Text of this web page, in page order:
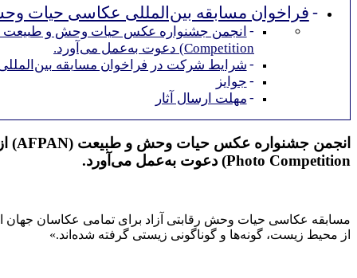
فراخوان مسابقه بین‌المللی عکاسی حیات وحش
Competition) دعوت به‌عمل می‌آورد.
شرایط شرکت در فراخوان مسابقه بین‌المللی
جوایز
مهلت ارسال آثار
Photo Competition) دعوت به‌عمل می‌آورد.
مسابقه عکاسی حیات وحش رقابتی آزاد برای تمامی عکاسان
از محیط زیست، گونه‌ها و گوناگونی زیستی گرفته شده‌اند.»